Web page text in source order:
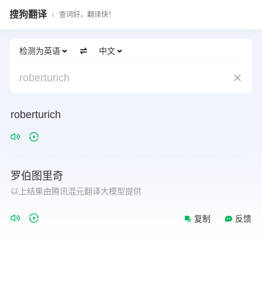
搜狗翻译 查词好，翻译快！
检测为英语 中文
roberturich
roberturich
罗伯图里奇
以上结果由腾讯混元翻译大模型提供
复制 反馈